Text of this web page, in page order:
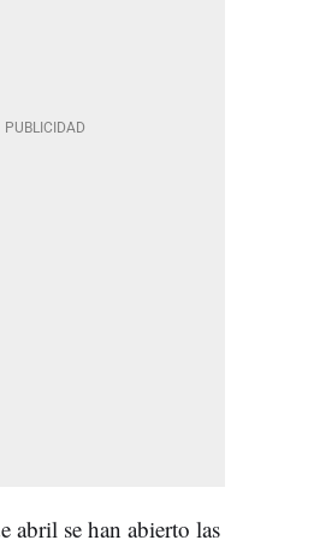
abril se han abierto las